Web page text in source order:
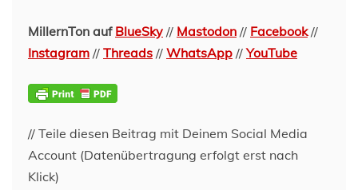
MillernTon auf BlueSky // Mastodon // Facebook//
Instagram // Threads // WhatsApp //YouTube
// Teile diesen Beitrag mit Deinem Social Media
Account (Datenübertragung erfolgt erst nach
Klick)